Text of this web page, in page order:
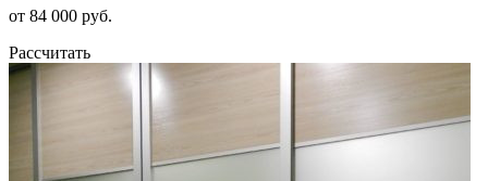
от 84 000 руб.
Рассчитать